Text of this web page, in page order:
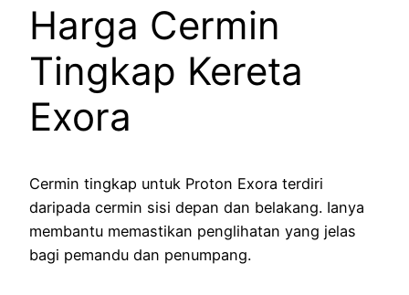
Harga Cermin
Tingkap Kereta
Exora
Cermin tingkap untuk Proton Exora terdiri
daripada cermin sisi depan dan belakang. Ianya
membantu memastikan penglihatan yang jelas
bagi pemandu dan penumpang.